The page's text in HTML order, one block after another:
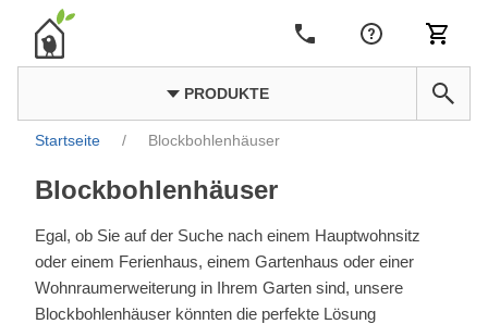
PRODUKTE
Startseite / Blockbohlenhäuser
Blockbohlenhäuser
Egal, ob Sie auf der Suche nach einem Hauptwohnsitz
oder einem Ferienhaus, einem Gartenhaus oder einer
Wohnraumerweiterung in Ihrem Garten sind, unsere
Blockbohlenhäuser könnten die perfekte Lösung